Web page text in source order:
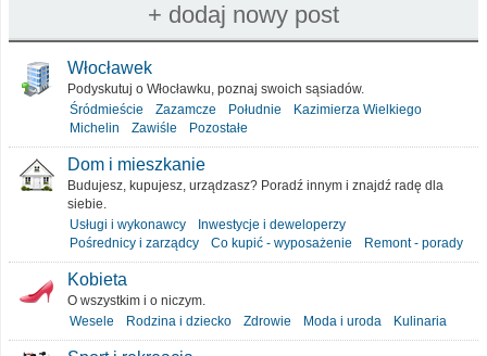
Włocławek
Podyskutuj o Włocławku, poznaj swoich sąsiadów.
Śródmieście
Zazamcze Południe
Kazimierza Wielkiego
Michelin
Zawiśle Pozostałe
Dom i mieszkanie
Budujesz, kupujesz, urządzasz? Poradź innym i znajdź radę dla
siebie.
Usługi i wykonawcy
Inwestycje i deweloperzy
Pośrednicy i zarządcy
Co kupić - wyposażenie Remont - porady
Kobieta
O wszystkim i o niczym.
Wesele
Rodzina i dziecko Zdrowie Moda i uroda Kulinaria